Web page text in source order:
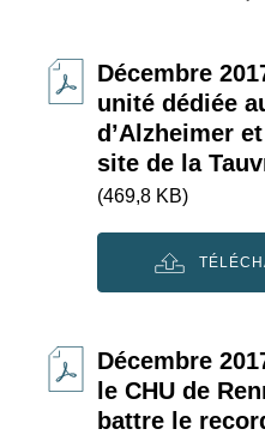
Décembre
unité dédiée
d’Alzheimer
site de la
(469,8 KB)
Décembre
le CHU de
battre le